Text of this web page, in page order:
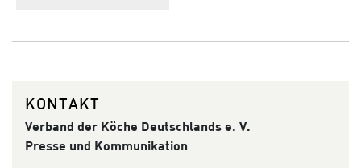
KONTAKT
Verband der Köche Deutschlands e. V.
Presse und Kommunikation